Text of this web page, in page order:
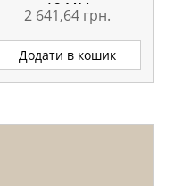
18 ММ
2 641,64 грн.
Додати в кошик